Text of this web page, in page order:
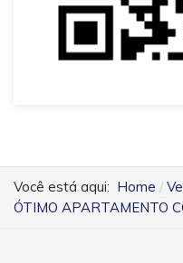
Você está aqui: Home
ÓTIMO APARTAMENTO